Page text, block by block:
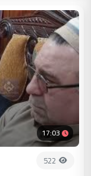
17:03
522